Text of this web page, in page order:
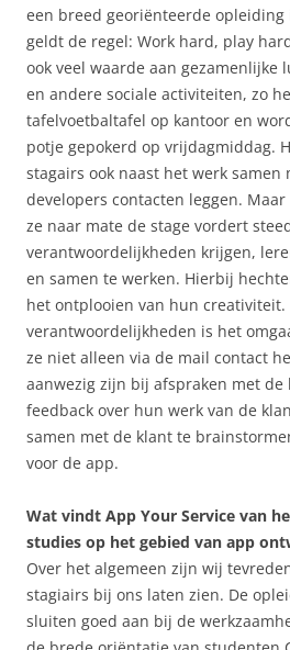
een breed georiënteerde opleiding
geldt de regel: Work hard, play
ook veel waarde aan
en andere sociale activiteiten, zo
tafelvoetbaltafel op kantoor en
potje gepokerd op vrijdagmiddag.
stagairs ook naast het werk samen
developers contacten leggen.
ze naar mate de stage vordert
verantwoordelijkheden krijgen,
en samen te werken. Hierbij
het ontplooien van hun creativiteit.
verantwoordelijkheden is het
ze niet alleen via de mail contact
aanwezig zijn bij afspraken met de
feedback over hun werk van de
samen met de klant te
voor de app.
Wat vindt App Your Service van
studies op het gebied van app
Over het algemeen zijn wij
stagiairs bij ons laten zien. De
sluiten goed aan bij de